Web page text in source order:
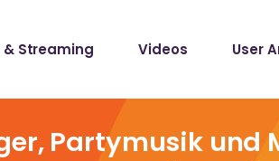
& Streaming Videos User
Partymusik und